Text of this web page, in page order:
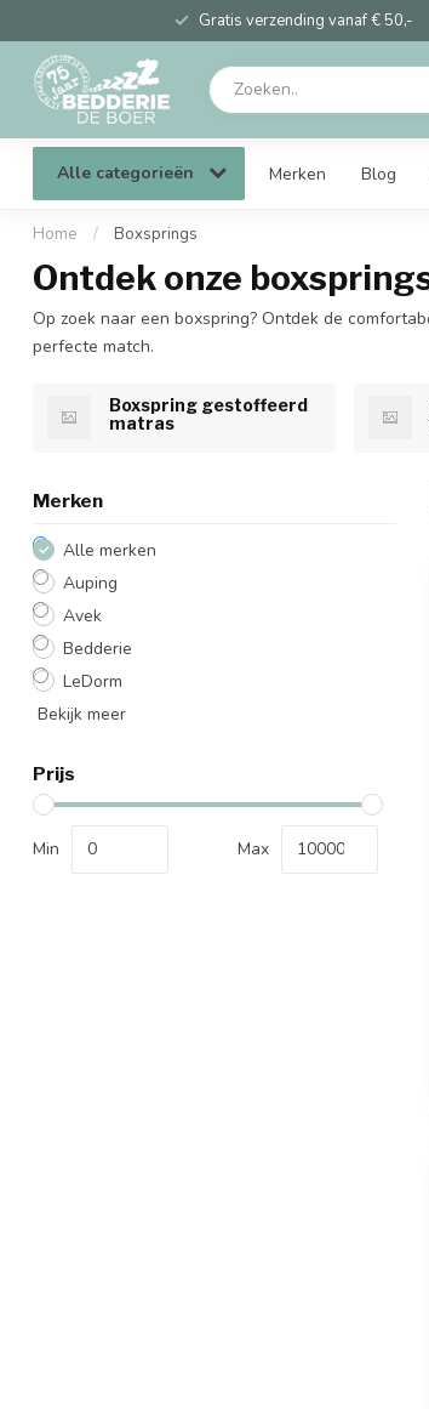
Gratis verzending vanaf € 50,-
Alle categorieën Merken Blog
Home / Boxsprings
Ontdek onze
Op zoek naar een boxspring? Ontdek de
perfecte match.
Boxspring gestoffeerd
matras
Merken
Alle merken
Auping
Avek
Bedderie
LeDorm
Bekijk meer
Prijs
Min Max